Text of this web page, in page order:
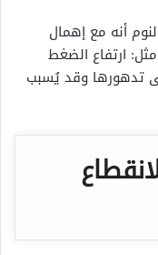
أنه مع إهمال
ارتفاع الضغط
تدهورها وقد يُسبب